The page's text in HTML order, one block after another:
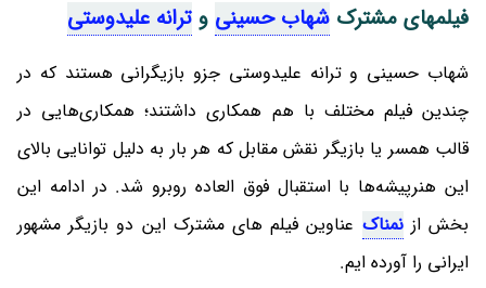
فیلمهای مشترک شهاب حسینی و ترانه علیدوستی
شهاب حسینی و ترانه علیدوستی جزو بازیگرانی هستند که در
چندین فیلم مختلف با هم همکاری داشتند؛ همکاری‌هایی در
قالب همسر یا بازیگر نقش مقابل که هر بار به دلیل توانایی بالای
این هنرپیشه‌ها با استقبال فوق العاده روبرو شد. در ادامه این
بخش ازنمناک عناوین فیلم های مشترک این دو بازیگر مشهور
ایرانی را آورده ایم.